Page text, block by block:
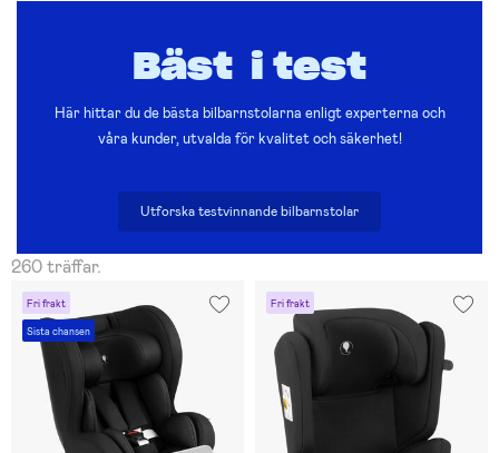
Bäst i test
Här hittar du de bästa bilbarnstolarna enligt experterna och
våra kunder, utvalda för kvalitet och säkerhet!
Utforska testvinnande bilbarnstolar
260 träffar.
Fri frakt
Sista chansen
Fri frakt